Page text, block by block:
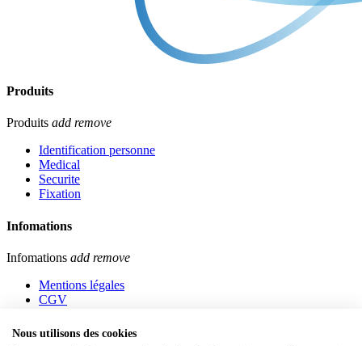
Produits
Produits add remove
Identification personne
Medical
Securite
Fixation
Infomations
Infomations add remove
Mentions légales
CGV
Contactez-nous
Nous utilisons des cookies